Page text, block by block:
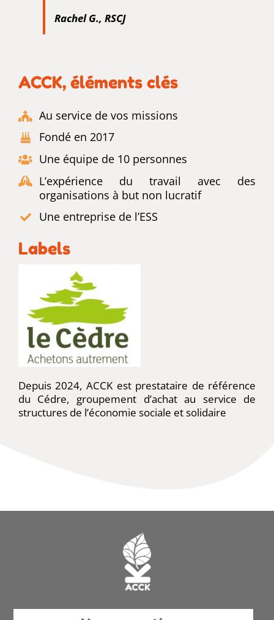
Rachel G., RSCJ
ACCK, éléments clés
Au service de vos missions
Fondé en 2017
Une équipe de 10 personnes
L’expérience du travail avec des
organisations à but non lucratif
Une entreprise de l’ESS
Labels
Depuis 2024, ACCK est prestataire de référence
du Cédre, groupement d’achat au service de
structures de l’économie sociale et solidaire